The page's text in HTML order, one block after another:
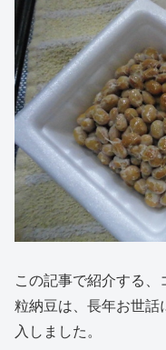
この記事で紹介する
粒納豆は、長年お世話
入しました。